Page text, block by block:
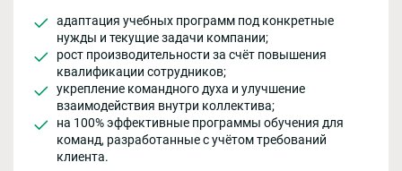
адаптация учебных программ под конкретные
нужды и текущие задачи компании;
рост производительности за счёт повышения
квалификации сотрудников;
укрепление командного духа и улучшение
взаимодействия внутри коллектива;
на 100% эффективные программы обучения для
команд, разработанные с учётом требований
клиента.